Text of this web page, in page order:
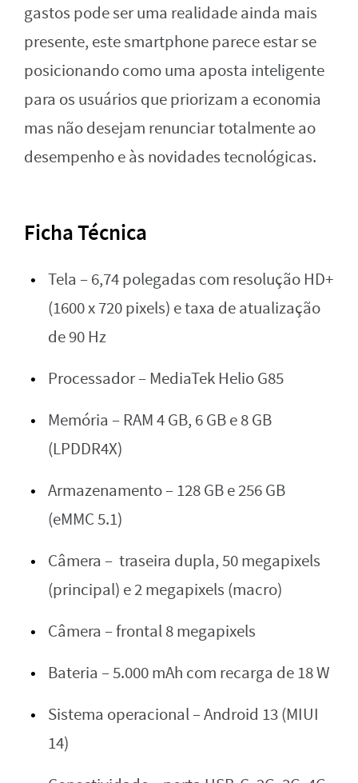
gastos pode ser uma realidade ainda mais
presente, este smartphone parece estar se
posicionando como uma aposta inteligente
para os usuários que priorizam a economia
mas não desejam renunciar totalmente ao
desempenho e às novidades tecnológicas.
Ficha Técnica
Tela – 6,74 polegadas com resolução HD+
(1600 x 720 pixels) e taxa de atualização
de 90 Hz
Processador – MediaTek Helio G85
Memória – RAM 4 GB, 6 GB e 8 GB
(LPDDR4X)
Armazenamento – 128 GB e 256 GB
(eMMC 5.1)
Câmera – traseira dupla, 50 megapixels
(principal) e 2 megapixels (macro)
Câmera – frontal 8 megapixels
Bateria – 5.000 mAh com recarga de 18 W
Sistema operacional – Android 13 (MIUI
14)